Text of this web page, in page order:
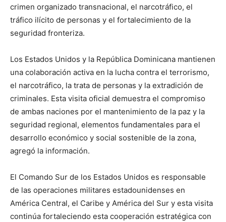
crimen organizado transnacional, el narcotráfico, el
tráfico ilícito de personas y el fortalecimiento de la
seguridad fronteriza.
Los Estados Unidos y la República Dominicana mantienen
una colaboración activa en la lucha contra el terrorismo,
el narcotráfico, la trata de personas y la extradición de
criminales. Esta visita oficial demuestra el compromiso
de ambas naciones por el mantenimiento de la paz y la
seguridad regional, elementos fundamentales para el
desarrollo económico y social sostenible de la zona,
agregó la información.
El Comando Sur de los Estados Unidos es responsable
de las operaciones militares estadounidenses en
América Central, el Caribe y América del Sur y esta visita
continúa fortaleciendo esta cooperación estratégica con